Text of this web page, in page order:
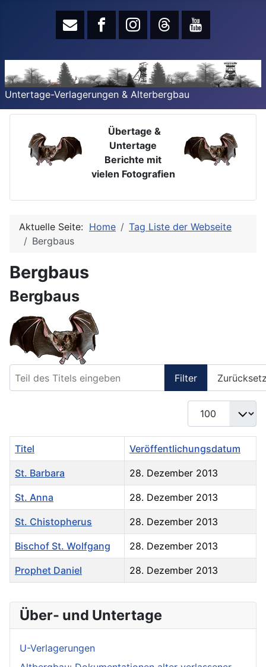
Untertage-Verlagerungen & Alterbergbau
Übertage &
Untertage
Berichte mit
vielen Fotografien
Aktuelle Seite: Home
Tag Liste der Webseite
Bergbaus
Bergbaus
Bergbaus
Filter
Anzeige #
Titel Veröffentlichungsdatum
St. Barbara 28. Dezember 2013
St. Anna 28. Dezember 2013
St. Chistopherus 28. Dezember 2013
Bischof St. Wolfgang 28. Dezember 2013
Prophet Daniel 28. Dezember 2013
Über- und Untertage
U-Verlagerungen